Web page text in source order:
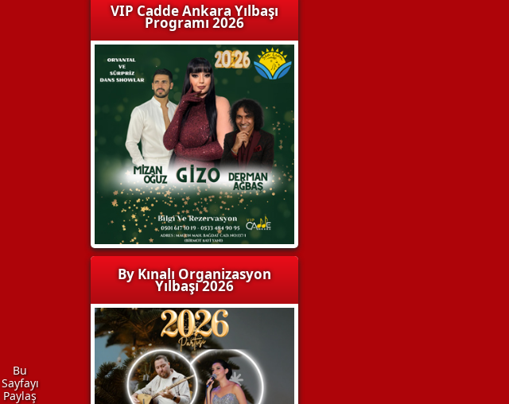
VIP Cadde Ankara Yılbaşı
Programı 2026
By Kınalı Organizasyon
Yılbaşı 2026
Bu
Sayfayı
Paylaş